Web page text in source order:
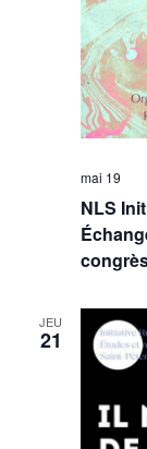
NLS
mai 19
JEU
21